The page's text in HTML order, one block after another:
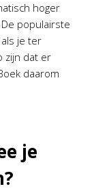
hoger
populairste
je ter
zijn dat er
daarom
je